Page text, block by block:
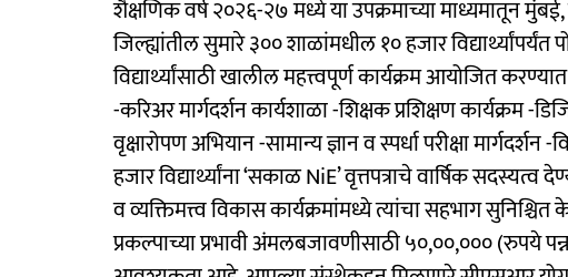
शैक्षणिक वर्ष २०२६-२७ मध्ये या उपक्रमाच्या माध्यमातून
जिल्ह्यांतील सुमारे ३०० शाळांमधील १० हजार
विद्यार्थ्यांसाठी खालील महत्त्वपूर्ण कार्यक्रम आयोजित
-करिअर मार्गदर्शन कार्यशाळा -शिक्षक प्रशिक्षण कार्यक्रम -
वृक्षारोपण अभियान -सामान्य ज्ञान व स्पर्धा परीक्षा मार्गदर्शन
हजार विद्यार्थ्यांना ‘सकाळ NiE’ वृत्तपत्राचे वार्षिक
व व्यक्तिमत्त्व विकास कार्यक्रमांमध्ये त्यांचा सहभाग
प्रकल्पाच्या प्रभावी अंमलबजावणीसाठी ५०,००,००० (रुपये